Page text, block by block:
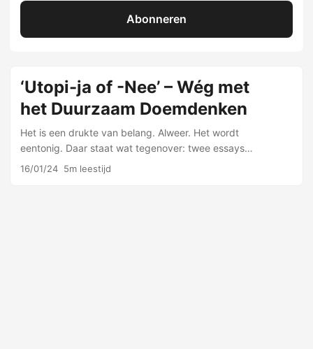
Abonneren
‘Utopi-ja of -Nee’ – Wég met
het Duurzaam Doemdenken
Het is een drukte van belang. Alweer. Het wordt
eentonig. Daar staat wat tegenover: twee essays
afgerond, met een derde in de maak. De laatste,
16/01/24 5m leestijd